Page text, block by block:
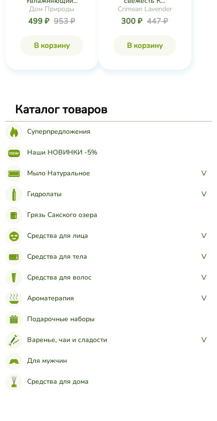
Каталог товаров
Суперпредложения
Наши НОВИНКИ -5%
Мыло Натуральное >
Гидролаты >
Грязь Сакского озера
Средства для лица >
Средства для тела >
Средства для волос >
Ароматерапия >
Подарочные наборы
Варенье, чаи и сладости >
Для мужчин
Средства для дома
Дом Природы
499 ₽ 953 ₽
В корзину
Crimean Lavender
300 ₽ 447 ₽
В корзину